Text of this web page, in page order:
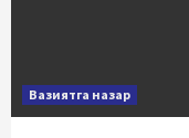
Вазиятга назар